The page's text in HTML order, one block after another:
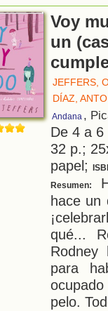
Voy
un
JEFFERS,
DÍAZ,
Andana ,
De 4 a
32 p.;
papel;
Resumen:
hace un
qué...
Rodney
para
pelo.